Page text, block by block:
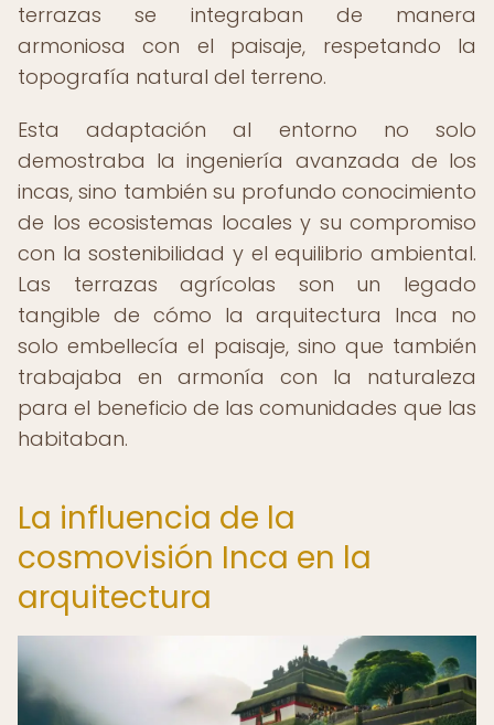
terrazas se integraban de manera
armoniosa con el paisaje, respetando la
topografía natural del terreno.
Esta adaptación al entorno no solo
demostraba la ingeniería avanzada de los
incas, sino también su profundo conocimiento
de los ecosistemas locales y su compromiso
con la sostenibilidad y el equilibrio ambiental.
Las terrazas agrícolas son un legado
tangible de cómo la arquitectura Inca no
solo embellecía el paisaje, sino que también
trabajaba en armonía con la naturaleza
para el beneficio de las comunidades que las
habitaban.
La influencia de la
cosmovisión Inca en la
arquitectura